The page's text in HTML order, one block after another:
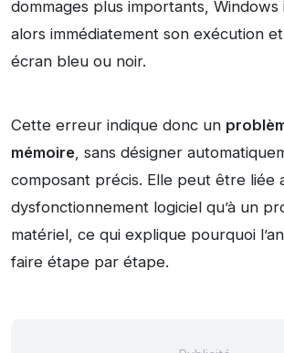
dommages plus importants,
alors immédiatement son exécution
écran bleu ou noir.
Cette erreur indique donc un
mémoire, sans désigner
composant précis. Elle peut être liée
dysfonctionnement logiciel qu’à un
matériel, ce qui explique pourquoi
faire étape par étape.